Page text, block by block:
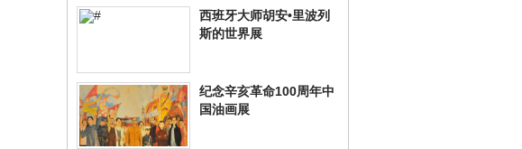
西班牙大师胡安•里波列
斯的世界展
纪念辛亥革命100周年中
国油画展